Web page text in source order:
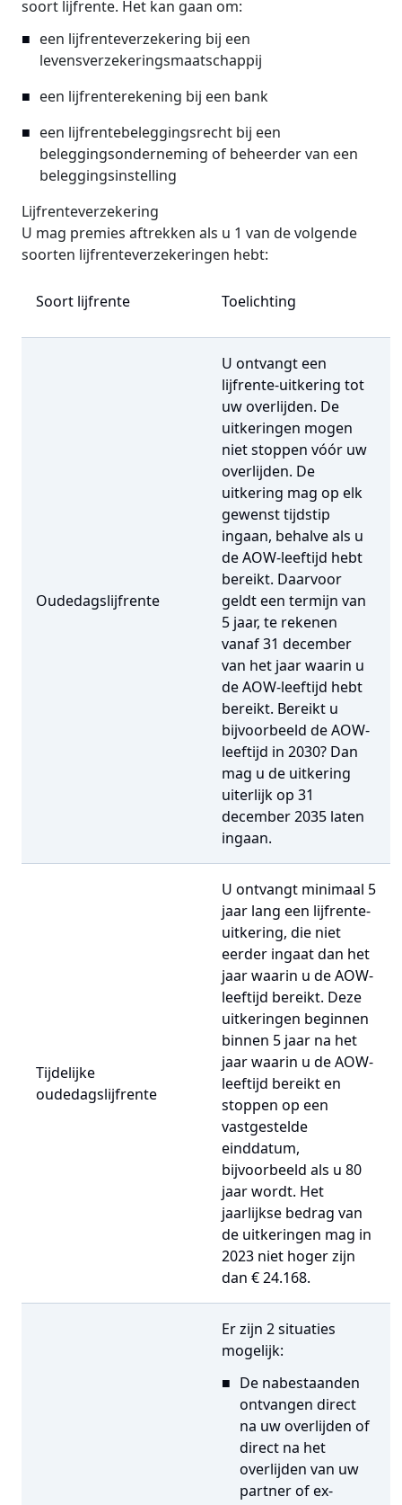
soort lijfrente. Het kan gaan om:
een lijfrenteverzekering bij een
levensverzekeringsmaatschappij
een lijfrenterekening bij een bank
een lijfrentebeleggingsrecht bij een
beleggingsonderneming of beheerder van een
beleggingsinstelling
Lijfrenteverzekering
U mag premies aftrekken als u 1 van de volgende
soorten lijfrenteverzekeringen hebt:
Soort lijfrente Toelichting
Oudedagslijfrente
U ontvangt een
lijfrente-uitkering tot
uw overlijden. De
uitkeringen mogen
niet stoppen vóór uw
overlijden. De
uitkering mag op elk
gewenst tijdstip
ingaan, behalve als u
de AOW-leeftijd hebt
bereikt. Daarvoor
geldt een termijn van
5 jaar, te rekenen
vanaf 31 december
van het jaar waarin u
de AOW-leeftijd hebt
bereikt. Bereikt u
bijvoorbeeld de AOW-
leeftijd in 2030? Dan
mag u de uitkering
uiterlijk op 31
december 2035 laten
ingaan.
Tijdelijke
oudedagslijfrente
U ontvangt minimaal 5
jaar lang een lijfrente-
uitkering, die niet
eerder ingaat dan het
jaar waarin u de AOW-
leeftijd bereikt. Deze
uitkeringen beginnen
binnen 5 jaar na het
jaar waarin u de AOW-
leeftijd bereikt en
stoppen op een
vastgestelde
einddatum,
bijvoorbeeld als u 80
jaar wordt. Het
jaarlijkse bedrag van
de uitkeringen mag in
2023 niet hoger zijn
dan € 24.168.
Er zijn 2 situaties
mogelijk:
De nabestaanden
ontvangen direct
na uw overlijden of
direct na het
overlijden van uw
partner of ex-